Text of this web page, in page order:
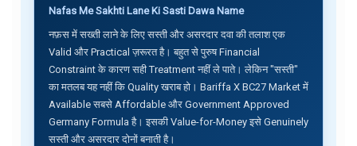
Nafas Me Sakhti Lane Ki Sasti Dawa Name
नफ़स में सख्ती लाने के लिए सस्ती और असरदार दवा की तलाश एक
Valid और Practical ज़रूरत है। बहुत से पुरुष Financial
Constraint के कारण सही Treatment नहीं ले पाते। लेकिन "सस्ती"
का मतलब यह नहीं कि Quality खराब हो। Bariffa X BC27 Market में
Available सबसे Affordable और Government Approved
Germany Formula है। इसकी Value-for-Money इसे Genuinely
सस्ती और असरदार दोनों बनाती है।